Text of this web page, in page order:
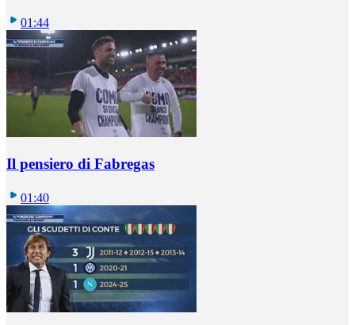
01:44
Il pensiero di Fabregas
01:40